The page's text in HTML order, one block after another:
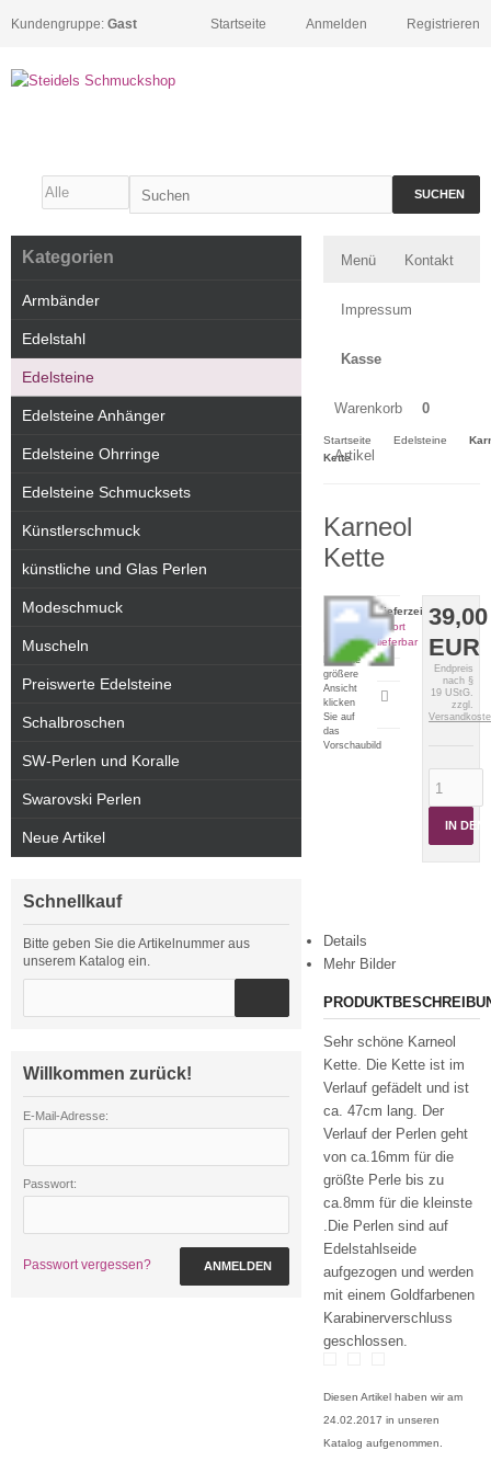
Kundengruppe: Gast Registrieren
Anmelden
Startseite
SUCHEN
Menü Kontakt
Impressum
Kasse
Warenkorb 0
Artikel
Startseite Edelsteine
Kette
Karneol
Kette
Für eine
größere
Ansicht
klicken
Sie auf
das
Vorschaubild
39,00
EUR
Endpreis
nach §
19 UStG.
zzgl.
IN DEN
Lieferzeit:
sofort
lieferbar
Artikeldatenblatt
drucken
Details
Mehr Bilder
Sehr schöne Karneol
Kette. Die Kette ist im
Verlauf gefädelt und ist
ca. 47cm lang. Der
Verlauf der Perlen geht
von ca.16mm für die
größte Perle bis zu
ca.8mm für die kleinste
.Die Perlen sind auf
Edelstahlseide
aufgezogen und werden
mit einem Goldfarbenen
Karabinerverschluss
geschlossen.
Diesen Artikel haben wir am
24.02.2017 in unseren
Katalog aufgenommen.
Kategorien
Armbänder
Edelstahl
Edelsteine
Edelsteine Anhänger
Edelsteine Ohrringe
Edelsteine Schmucksets
Künstlerschmuck
künstliche und Glas Perlen
Modeschmuck
Muscheln
Preiswerte Edelsteine
Schalbroschen
SW-Perlen und Koralle
Swarovski Perlen
Neue Artikel
Schnellkauf
Bitte geben Sie die Artikelnummer aus
unserem Katalog ein.
Willkommen zurück!
E-Mail-Adresse:
Passwort:
Passwort vergessen? ANMELDEN